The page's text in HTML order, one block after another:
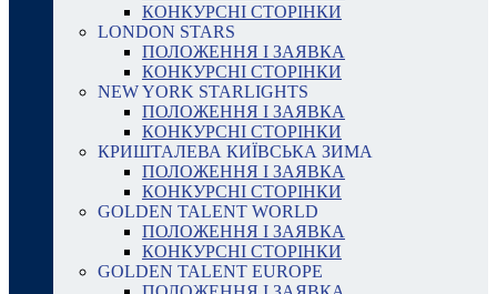
КОНКУРСНІ СТОРІНКИ
LONDON STARS
ПОЛОЖЕННЯ І ЗАЯВКА
КОНКУРСНІ СТОРІНКИ
NEW YORK STARLIGHTS
ПОЛОЖЕННЯ І ЗАЯВКА
КОНКУРСНІ СТОРІНКИ
КРИШТАЛЕВА КИЇВСЬКА ЗИМА
ПОЛОЖЕННЯ І ЗАЯВКА
КОНКУРСНІ СТОРІНКИ
GOLDEN TALENT WORLD
ПОЛОЖЕННЯ І ЗАЯВКА
КОНКУРСНІ СТОРІНКИ
GOLDEN TALENT EUROPE